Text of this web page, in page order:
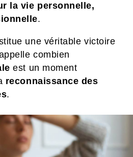
la vie personnelle,
.
une véritable victoire
combien
est un moment
reconnaissance des
.